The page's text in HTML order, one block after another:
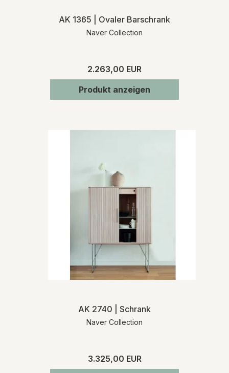
AK 1365 | Ovaler Barschrank
Naver Collection
2.263,00 EUR
Produkt anzeigen
AK 2740 | Schrank
Naver Collection
3.325,00 EUR